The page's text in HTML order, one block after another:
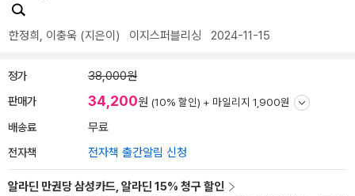
한정희 , 이충욱 (지은이) 이지스퍼블리싱 2024-11-15
정가 38,000원
판매가 34,200원 (10% 할인) + 마일리지 1,900원
배송료 무료
전자책 전자책 출간알림 신청
알라딘 만권당 삼성카드, 알라딘 15% 청구 할인